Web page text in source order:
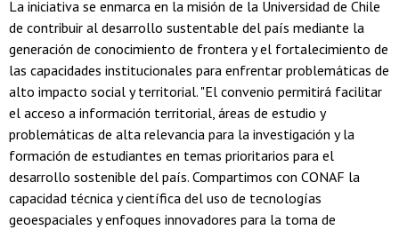
La iniciativa se enmarca en la misión de la Universidad de Chile
de contribuir al desarrollo sustentable del país mediante la
generación de conocimiento de frontera y el fortalecimiento de
las capacidades institucionales para enfrentar problemáticas de
alto impacto social y territorial. "El convenio permitirá facilitar
el acceso a información territorial, áreas de estudio y
problemáticas de alta relevancia para la investigación y la
formación de estudiantes en temas prioritarios para el
desarrollo sostenible del país. Compartimos con CONAF la
capacidad técnica y científica del uso de tecnologías
geoespaciales y enfoques innovadores para la toma de